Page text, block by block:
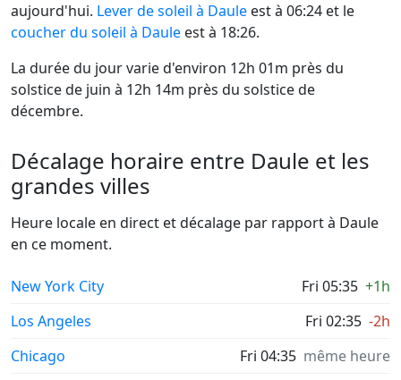
aujourd'hui. Lever de soleil à Daule est à 06:24 et le
coucher du soleil à Daule est à 18:26.
La durée du jour varie d'environ 12h 01m près du
solstice de juin à 12h 14m près du solstice de
décembre.
Décalage horaire entre Daule et les
grandes villes
Heure locale en direct et décalage par rapport à Daule
en ce moment.
New York City Fri 05:35 +1h
Los Angeles
Fri 02:35 -2h
Chicago
Fri 04:35 même heure